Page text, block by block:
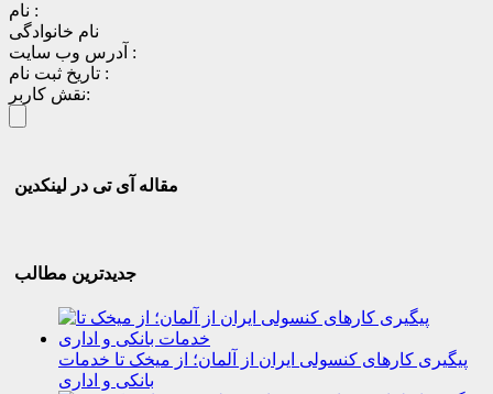
نام :
نام خانوادگی
آدرس وب سایت :
تاریخ ثبت نام :
نقش کاربر:
مقاله آی تی در لینکدین
جدیدترین مطالب
پیگیری کارهای کنسولی ایران از آلمان؛ از میخک تا خدمات
بانکی و اداری